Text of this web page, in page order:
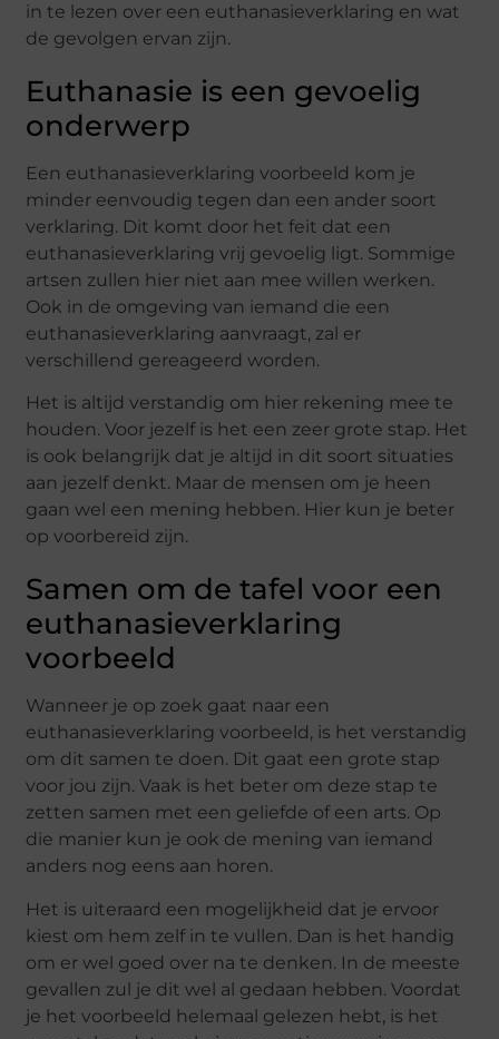
in te lezen over een euthanasieverklaring en wat
de gevolgen ervan zijn.
Euthanasie is een gevoelig
onderwerp
Een euthanasieverklaring voorbeeld kom je
minder eenvoudig tegen dan een ander soort
verklaring. Dit komt door het feit dat een
euthanasieverklaring vrij gevoelig ligt. Sommige
artsen zullen hier niet aan mee willen werken.
Ook in de omgeving van iemand die een
euthanasieverklaring aanvraagt, zal er
verschillend gereageerd worden.
Het is altijd verstandig om hier rekening mee te
houden. Voor jezelf is het een zeer grote stap. Het
is ook belangrijk dat je altijd in dit soort situaties
aan jezelf denkt. Maar de mensen om je heen
gaan wel een mening hebben. Hier kun je beter
op voorbereid zijn.
Samen om de tafel voor een
euthanasieverklaring
voorbeeld
Wanneer je op zoek gaat naar een
euthanasieverklaring voorbeeld, is het verstandig
om dit samen te doen. Dit gaat een grote stap
voor jou zijn. Vaak is het beter om deze stap te
zetten samen met een geliefde of een arts. Op
die manier kun je ook de mening van iemand
anders nog eens aan horen.
Het is uiteraard een mogelijkheid dat je ervoor
kiest om hem zelf in te vullen. Dan is het handig
om er wel goed over na te denken. In de meeste
gevallen zul je dit wel al gedaan hebben. Voordat
je het voorbeeld helemaal gelezen hebt, is het